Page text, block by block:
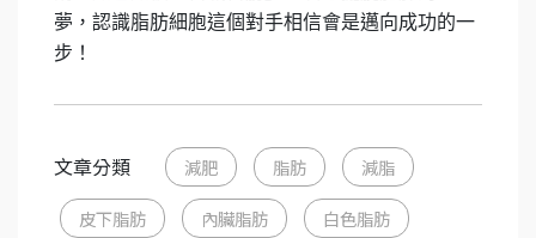
夢，認識脂肪細胞這個對手相信會是邁向成功的一
步！
文章分類 減肥 脂肪 減脂
皮下脂肪 內臟脂肪 白色脂肪